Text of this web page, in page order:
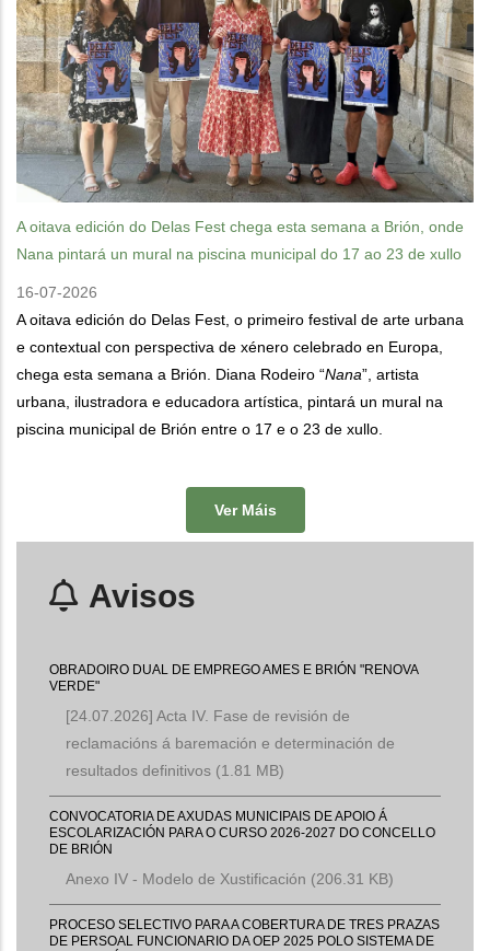
A oitava edición do Delas Fest chega esta semana a Brión, onde
Nana pintará un mural na piscina municipal do 17 ao 23 de xullo
16-07-2026
A oitava edición do Delas Fest, o primeiro festival de arte urbana
e contextual con perspectiva de xénero celebrado en Europa,
chega esta semana a Brión. Diana Rodeiro “Nana”, artista
urbana, ilustradora e educadora artística, pintará un mural na
piscina municipal de Brión entre o 17 e o 23 de xullo.
Ver Máis
Avisos
OBRADOIRO DUAL DE EMPREGO AMES E BRIÓN "RENOVA
VERDE"
[24.07.2026] Acta IV. Fase de revisión de
reclamacións á baremación e determinación de
resultados definitivos (1.81 MB)
CONVOCATORIA DE AXUDAS MUNICIPAIS DE APOIO Á
ESCOLARIZACIÓN PARA O CURSO 2026-2027 DO CONCELLO
DE BRIÓN
Anexo IV - Modelo de Xustificación (206.31 KB)
PROCESO SELECTIVO PARA A COBERTURA DE TRES PRAZAS
DE PERSOAL FUNCIONARIO DA OEP 2025 POLO SISTEMA DE